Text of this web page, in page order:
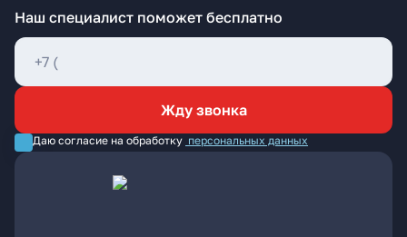
Наш специалист поможет бесплатно
Жду звонка
Даю согласие на обработку персональных данных